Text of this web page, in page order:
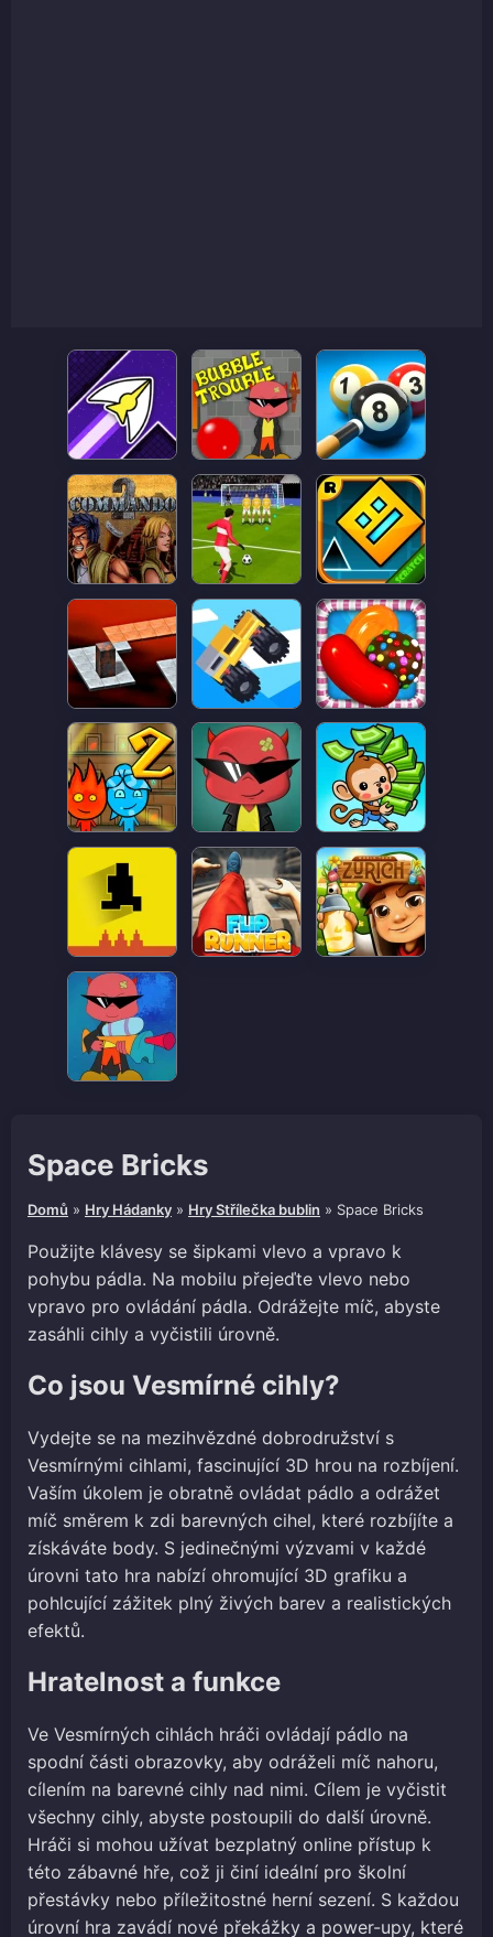
Space Bricks
Domů » Hry Hádanky » Hry Střílečka bublin » Space Bricks
Použijte klávesy se šipkami vlevo a vpravo k
pohybu pádla. Na mobilu přejeďte vlevo nebo
vpravo pro ovládání pádla. Odrážejte míč, abyste
zasáhli cihly a vyčistili úrovně.
Co jsou Vesmírné cihly?
Vydejte se na mezihvězdné dobrodružství s
Vesmírnými cihlami, fascinující 3D hrou na rozbíjení.
Vaším úkolem je obratně ovládat pádlo a odrážet
míč směrem k zdi barevných cihel, které rozbíjíte a
získáváte body. S jedinečnými výzvami v každé
úrovni tato hra nabízí ohromující 3D grafiku a
pohlcující zážitek plný živých barev a realistických
efektů.
Hratelnost a funkce
Ve Vesmírných cihlách hráči ovládají pádlo na
spodní části obrazovky, aby odráželi míč nahoru,
cílením na barevné cihly nad nimi. Cílem je vyčistit
všechny cihly, abyste postoupili do další úrovně.
Hráči si mohou užívat bezplatný online přístup k
této zábavné hře, což ji činí ideální pro školní
přestávky nebo příležitostné herní sezení. S každou
úrovní hra zavádí nové překážky a power-upy, které